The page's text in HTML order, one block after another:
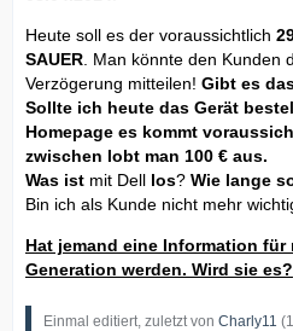
Heute soll es der voraussichtlich
SAUER . Man könnte den Kunden
Verzögerung mitteilen! Gibt es
Sollte ich heute das Gerät
Homepage es kommt
zwischen lobt man 100 € aus.
Was ist mit Dell los? Wie lange
Bin ich als Kunde nicht mehr
Hat jemand eine Information
Generation werden. Wird sie es?
Einmal editiert, zuletzt von Charly11 (